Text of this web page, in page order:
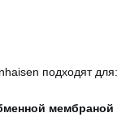
подходят для:
мембраной